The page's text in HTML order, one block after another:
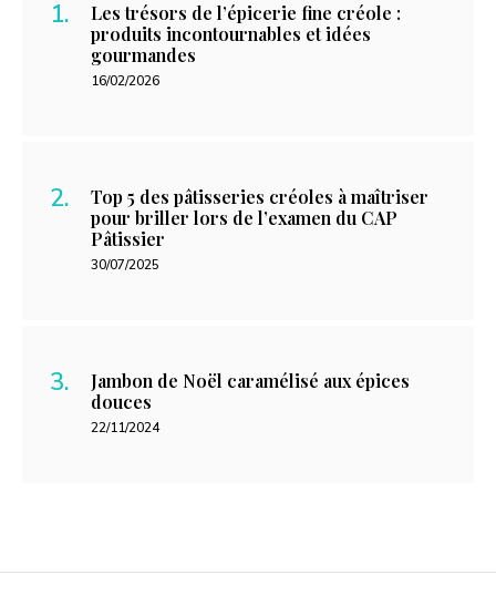
Les trésors de l’épicerie fine créole :
produits incontournables et idées
gourmandes
16/02/2026
Top 5 des pâtisseries créoles à maîtriser
pour briller lors de l’examen du CAP
Pâtissier
30/07/2025
Jambon de Noël caramélisé aux épices
douces
22/11/2024